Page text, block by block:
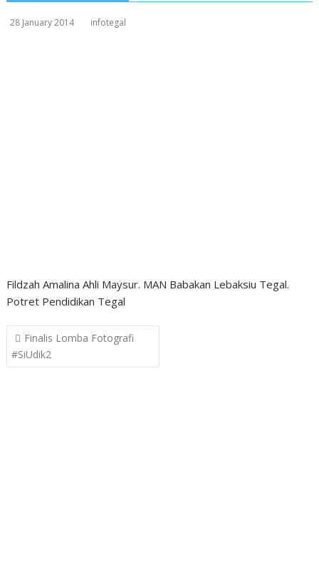
28 January 2014 infotegal
Fildzah Amalina Ahli Maysur. MAN Babakan Lebaksiu Tegal.
Potret Pendidikan Tegal
Post
navigation
Finalis Lomba Fotografi
#SiUdik2